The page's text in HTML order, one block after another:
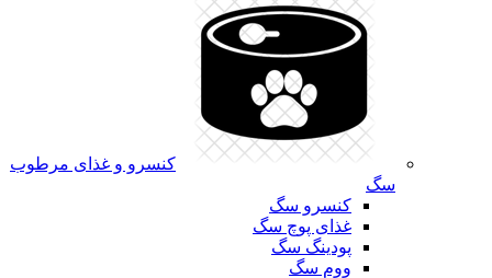
کنسرو و غذای مرطوب
سگ
کنسرو سگ
غذای پوچ سگ
پودینگ سگ
ووم سگ